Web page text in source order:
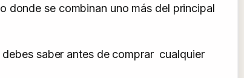
donde se combinan uno más del principal
saber antes de comprar cualquier